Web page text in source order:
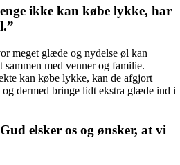
ikke kan købe lykke, har
meget glæde og nydelse øl kan
med venner og familie.
kan købe lykke, kan de afgjort
dermed bringe lidt ekstra glæde ind i
elsker os og ønsker, at vi